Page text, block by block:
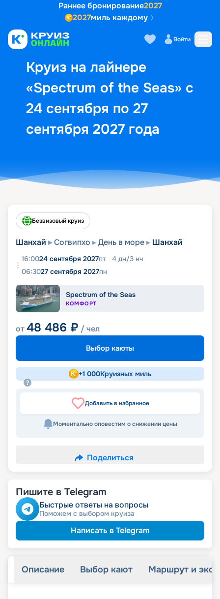
Раннее бронирование2027
2027миль каждому
Войти
Круиз на лайнере
«Spectrum of the Seas» с
24 сентября по 27
сентября 2027 года
Выбор кают Маршрут и
Безвизовый круиз
Шанхай Согвипхо День в море Шанхай
16:0024 сентября 2027пт 4 дн/3 нч
06:3027 сентября 2027пн
Spectrum of the Seas
КОМФОРТ
от48 486 ₽ / чел
Выбор каюты
+1 000Круизных миль
Добавить в избранное
Моментально оповестим о снижении цены
Поделиться
Пишите в Telegram
Быстрые ответы на вопросы
Поможем с выбором круиза
Написать в Telegram
Описание Выбор кают Маршрут и